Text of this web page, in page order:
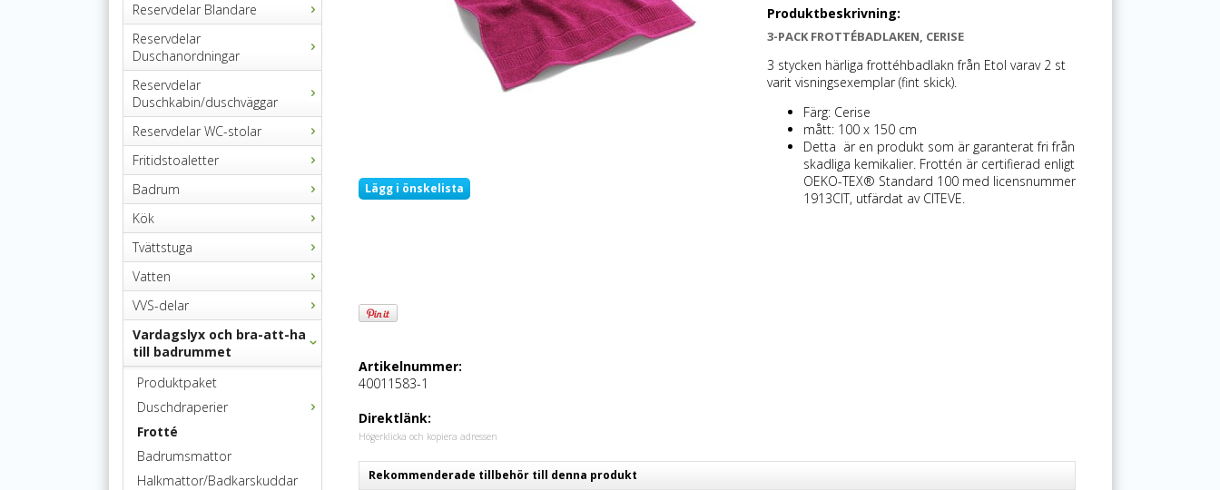
Reservdelar Blandare
Reservdelar
Duschanordningar
Reservdelar
Duschkabin/duschväggar
Reservdelar WC-stolar
Fritidstoaletter
Badrum
Kök
Tvättstuga
Vatten
VVS-delar
Vardagslyx och bra-att-ha
till badrummet
Produktpaket
Duschdraperier
Frotté
Badrumsmattor
Halkmattor/Badkarskuddar
Lägg i önskelista
Artikelnummer:
40011583-1
Direktlänk:
Högerklicka och kopiera adressen
Produktbeskrivning:
3-PACK FROTTÉBADLAKEN, CERISE
3 stycken härliga frottéhbadlakn från Etol varav 2 st
varit visningsexemplar (fint skick).
Färg: Cerise
mått: 100 x 150 cm
Detta är en produkt som är garanterat fri från
skadliga kemikalier. Frottén är certifierad enligt
OEKO-TEX® Standard 100 med licensnummer
1913CIT, utfärdat av CITEVE.
Rekommenderade tillbehör till denna produkt